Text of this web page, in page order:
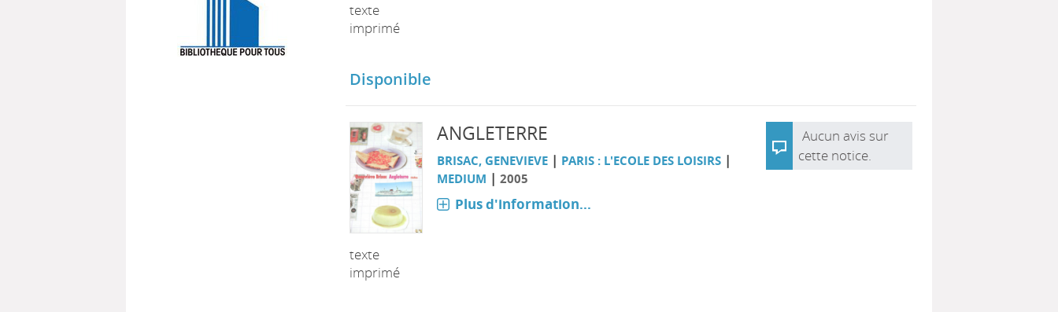
texte
imprimé
Disponible
texte
imprimé
ANGLETERRE
BRISAC, GENEVIEVE | PARIS : L'ECOLE DES LOISIRS|
MEDIUM | 2005
Plus d'information...
Aucun avis sur
cette notice.